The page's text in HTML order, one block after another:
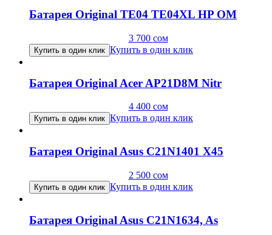
Батарея Original TE04 TE04XL HP OM
3 700 сом
Купить в один клик Купить в один клик
Батарея Original Acer AP21D8M Nitr
4 400 сом
Купить в один клик Купить в один клик
Батарея Original Asus C21N1401 X45
2 500 сом
Купить в один клик Купить в один клик
Батарея Original Asus C21N1634, As